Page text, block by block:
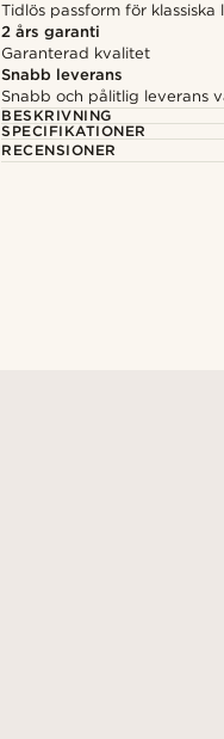
Tidlös passform för klassiska
2 års garanti
Garanterad kvalitet
Snabb leverans
Snabb och pålitlig leverans
BESKRIVNING
SPECIFIKATIONER
RECENSIONER